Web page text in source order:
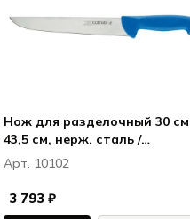
Нож для разделочный 30
43,5 см, нерж. сталь /
полипропилен, цвет ручки
синий, Карбон / Carbon
Арт. 10102
3 793 ₽